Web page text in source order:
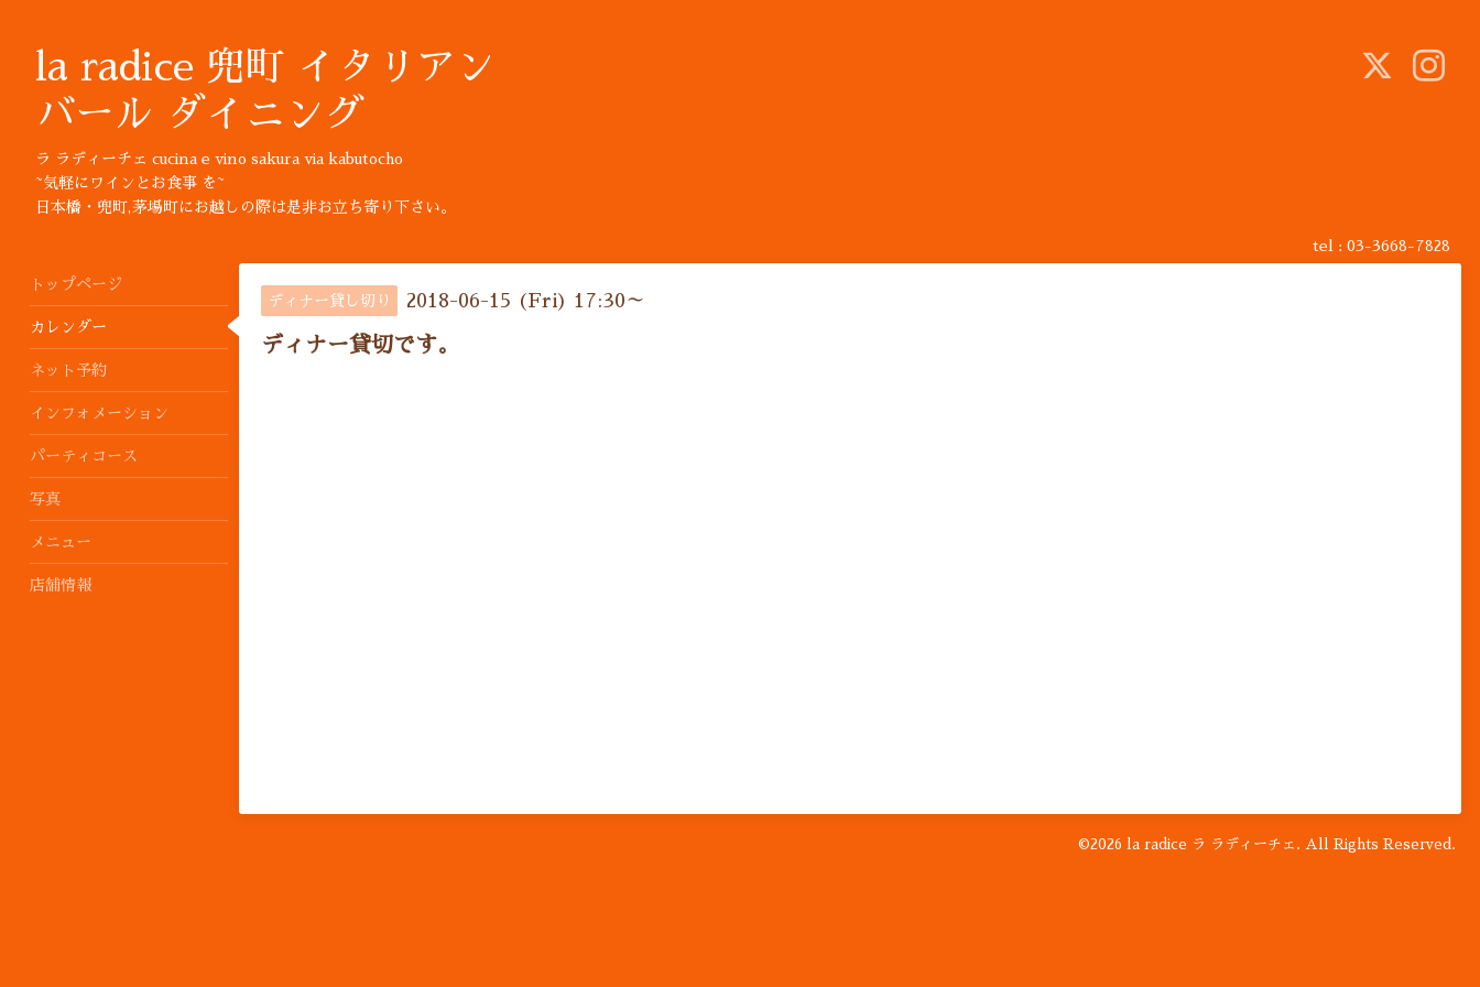
la radice 兜町 イタリアン
バール ダイニング
ラ ラディーチェ cucina e vino sakura via kabutocho
~気軽にワインとお食事 を~
日本橋・兜町,茅場町にお越しの際は是非お立ち寄り下さい。
tel : 03-3668-7828
ディナー貸し切り 2018-06-15 (Fri) 17:30～
ディナー貸切です。
©2026 la radice ラ ラディーチェ . All Rights Reserved.
トップページ
カレンダー
ネット予約
インフォメーション
パーティコース
写真
メニュー
店舗情報